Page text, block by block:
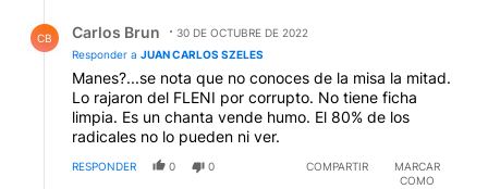
CB Carlos Brun
30 DE OCTUBRE DE 2022
Responder a JUAN CARLOS SZELES
Manes?...se nota que no conoces de la misa la mitad.
Lo rajaron del FLENI por corrupto. No tiene ficha
limpia. Es un chanta vende humo. El 80% de los
radicales no lo pueden ni ver.
RESPONDER 0 0 COMPARTIR
MARCAR
COMO